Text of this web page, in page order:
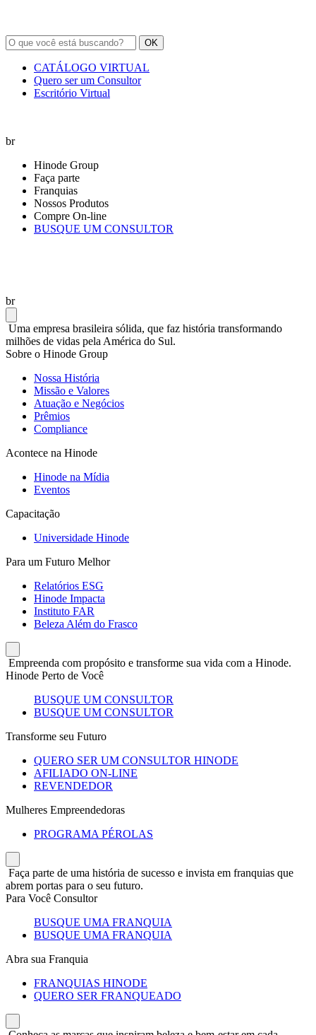
OK
CATÁLOGO VIRTUAL
Quero ser um Consultor
Escritório Virtual
br
Hinode Group
Faça parte
Franquias
Nossos Produtos
Compre On-line
BUSQUE UM CONSULTOR
br
Uma empresa brasileira sólida, que faz história transformando
milhões de vidas pela América do Sul.
Sobre o Hinode Group
Nossa História
Missão e Valores
Atuação e Negócios
Prêmios
Compliance
Acontece na Hinode
Hinode na Mídia
Eventos
Capacitação
Universidade Hinode
Para um Futuro Melhor
Relatórios ESG
Hinode Impacta
Instituto FAR
Beleza Além do Frasco
Empreenda com propósito e transforme sua vida com a Hinode.
Hinode Perto de Você
BUSQUE UM CONSULTOR
BUSQUE UM CONSULTOR
Transforme seu Futuro
QUERO SER UM CONSULTOR HINODE
AFILIADO ON-LINE
REVENDEDOR
Mulheres Empreendedoras
PROGRAMA PÉROLAS
Faça parte de uma história de sucesso e invista em franquias que
abrem portas para o seu futuro.
Para Você Consultor
BUSQUE UMA FRANQUIA
BUSQUE UMA FRANQUIA
Abra sua Franquia
FRANQUIAS HINODE
QUERO SER FRANQUEADO